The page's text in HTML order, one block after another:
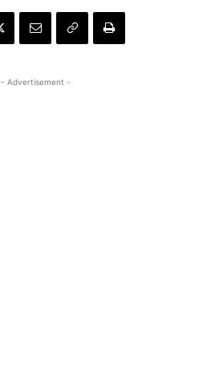
- Advertisement -